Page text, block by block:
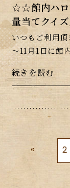
☆☆館内ハロ
量当てクイ
いつもご利用
～11月1日に館
ト「巨大かぼち
いただきます
続きを読む
« 2